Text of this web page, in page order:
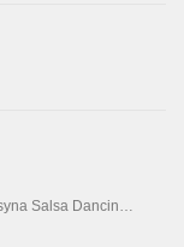
Salsa Dancin…